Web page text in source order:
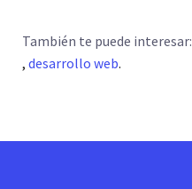
También te puede interesar:
, desarrollo web.